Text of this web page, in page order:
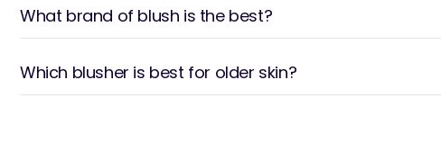
L'emballage élégant et compact permet de transporter
vous, parfait pour les retouches en déplacement. Avec
renforce votre confiance.
What brand of blush is the best?
Which blusher is best for older skin?